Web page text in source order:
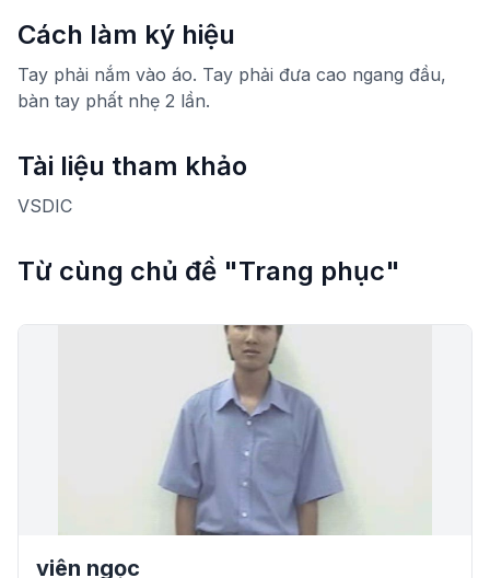
Cách làm ký hiệu
Tay phải nắm vào áo. Tay phải đưa cao ngang đầu,
bàn tay phất nhẹ 2 lần.
Tài liệu tham khảo
VSDIC
Từ cùng chủ đề "Trang phục"
viên ngọc